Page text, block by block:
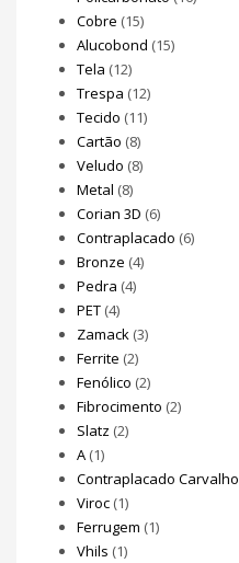
Cobre (15)
Alucobond (15)
Tela (12)
Trespa (12)
Tecido (11)
Cartão (8)
Veludo (8)
Metal (8)
Corian 3D (6)
Contraplacado (6)
Bronze (4)
Pedra (4)
PET (4)
Zamack (3)
Ferrite (2)
Fenólico (2)
Fibrocimento (2)
Slatz (2)
A (1)
Contraplacado Carvalho
Viroc (1)
Ferrugem (1)
Vhils (1)